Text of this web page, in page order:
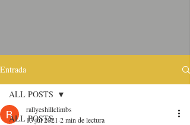
Entrada
ALL POSTS
ALL POSTS
rallyeshillclimbs
13 jul 2021 2 min de lectura